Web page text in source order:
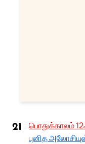
21
பொதுக்காலம்
புனித